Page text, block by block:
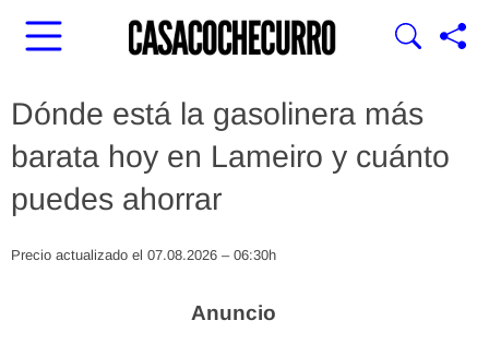
Dónde está la gasolinera más
barata hoy en Lameiro y cuánto
puedes ahorrar
Precio actualizado el 07.08.2026 – 06:30h